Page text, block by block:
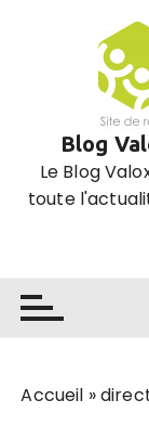
Blog
Le Blog
toute
Accueil »